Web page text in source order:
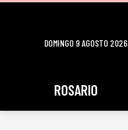
DOMINGO 9 AGOSTO 2026
ROSARIO